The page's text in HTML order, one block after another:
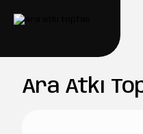
Ara Atkı